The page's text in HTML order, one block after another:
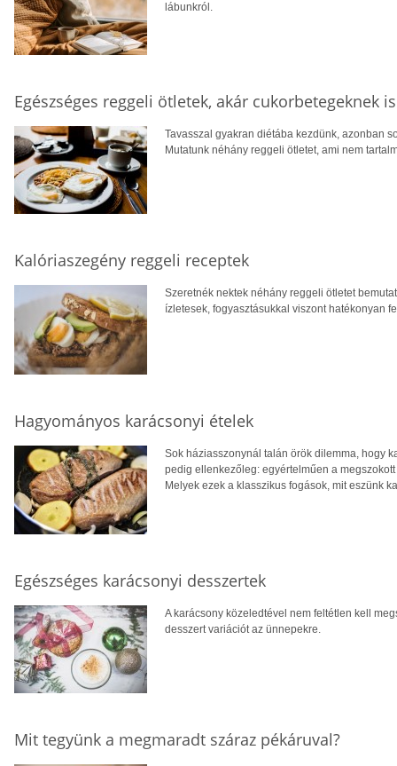
lábunkról.
Egészséges reggeli ötletek, akár cukorbetegeknek is
Tavasszal gyakran diétába kezdünk, azonban
Mutatunk néhány reggeli ötletet, ami nem
Kalóriaszegény reggeli receptek
Szeretnék nektek néhány reggeli ötletet
ízletesek, fogyasztásukkal viszont hatékonyan
Hagyományos karácsonyi ételek
Sok háziasszonynál talán örök dilemma, hogy
pedig ellenkezőleg: egyértelműen a
Melyek ezek a klasszikus fogások, mit eszünk
Egészséges karácsonyi desszertek
A karácsony közeledtével nem feltétlen kell
desszert variációt az ünnepekre.
Mit tegyünk a megmaradt száraz pékáruval?